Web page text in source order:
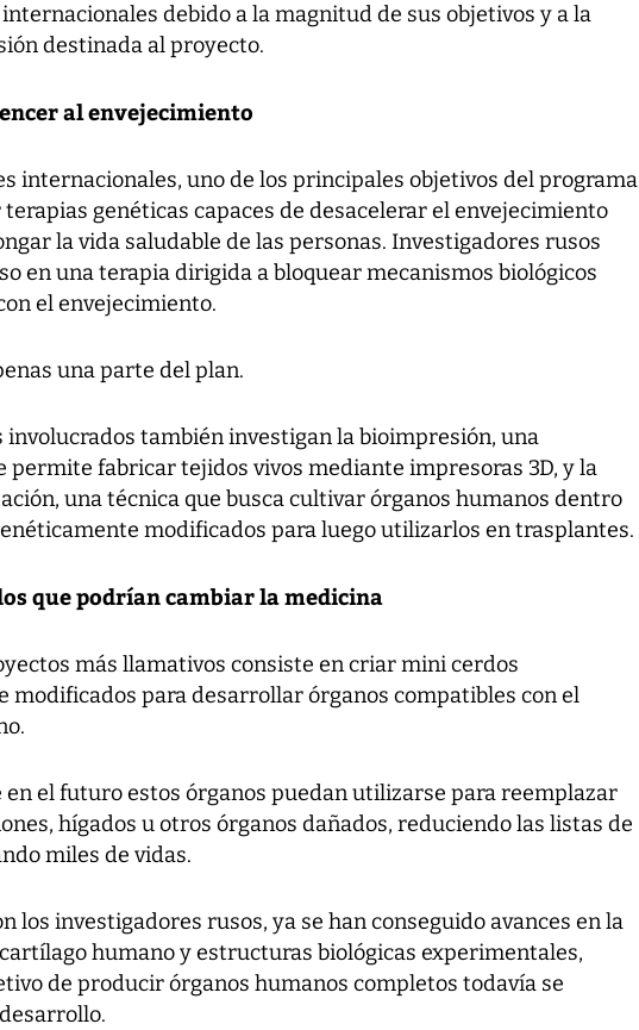
debido a la magnitud de sus objetivos y a la
destinada al proyecto.
al envejecimiento
internacionales, uno de los principales objetivos del programa
genéticas capaces de desacelerar el envejecimiento
la vida saludable de las personas. Investigadores rusos
en una terapia dirigida a bloquear mecanismos biológicos
el envejecimiento.
una parte del plan.
involucrados también investigan la bioimpresión, una
permite fabricar tejidos vivos mediante impresoras 3D, y la
una técnica que busca cultivar órganos humanos dentro
modificados para luego utilizarlos en trasplantes.
que podrían cambiar la medicina
más llamativos consiste en criar mini cerdos
modificados para desarrollar órganos compatibles con el
en el futuro estos órganos puedan utilizarse para reemplazar
hígados u otros órganos dañados, reduciendo las listas de
miles de vidas.
los investigadores rusos, ya se han conseguido avances en la
humano y estructuras biológicas experimentales,
de producir órganos humanos completos todavía se